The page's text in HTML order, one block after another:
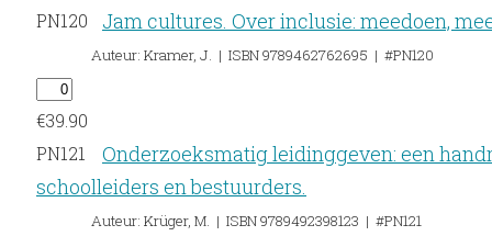
PN120
Jam cultures. Over inclusie: meedoen,
Auteur: Kramer, J. | ISBN 9789462762695 | #PN120
€39.90
PN121
Onderzoeksmatig leidinggeven: een
schoolleiders en bestuurders.
Auteur: Krüger, M. | ISBN 9789492398123 | #PN121